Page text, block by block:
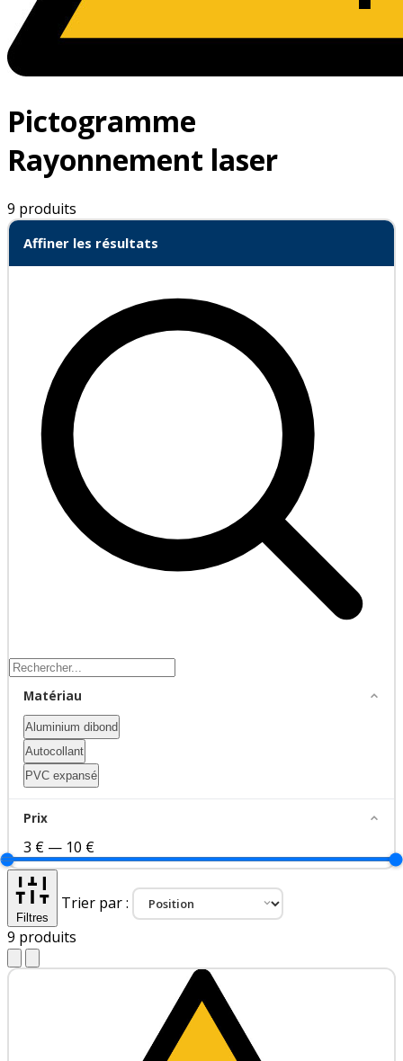
Pictogramme
Rayonnement laser
9 produits
Affiner les résultats
Matériau
Aluminium dibond
Autocollant
PVC expansé
Prix
3 € — 10 €
Filtres
Trier par :
9 produits